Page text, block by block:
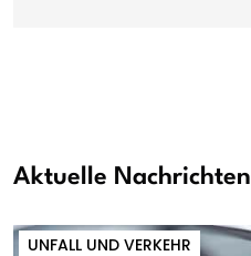
Aktuelle Nachrichten
UNFALL UND VERKEHR